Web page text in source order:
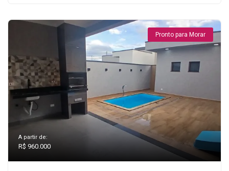
Pronto para Morar
A partir de:
R$ 960.000